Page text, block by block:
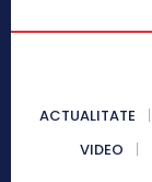
ACTUALITATE
VIDEO